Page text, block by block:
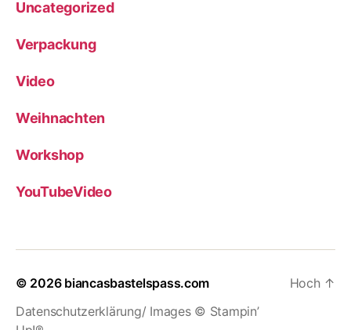
Uncategorized
Verpackung
Video
Weihnachten
Workshop
YouTubeVideo
© 2026 biancasbastelspass.com
Datenschutzerklärung/ Images © Stampin’
Hoch ↑